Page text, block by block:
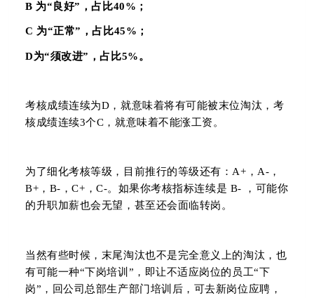
B 为“良好”，占比40%；
C 为“正常”，占比45%；
D为“须改进”，占比5%。
考核成绩连续为D，就意味着将有可能被末位淘汰，考
核成绩连续3个C，就意味着不能涨工资。
为了细化考核等级，目前推行的等级还有：A+，A- ，
B+ ， B- ，C+ ，C-。如果你考核指标连续是 B- ，可能你
的升职加薪也会无望，甚至还会面临转岗。
当然有些时候，末尾淘汰也不是完全意义上的淘汰，也
有可能一种“下岗培训”，即让不适应岗位的员工“下
岗”，回公司总部生产部门培训后，可去新岗位应聘，